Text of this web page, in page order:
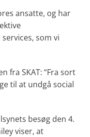
ansatte, og har
som vi
fra SKAT: “Fra sort
til at undgå social
besøg den 4.
viser, at